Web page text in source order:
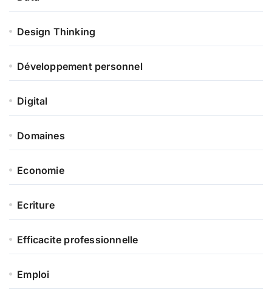
Design Thinking
Développement personnel
Digital
Domaines
Economie
Ecriture
Efficacite professionnelle
Emploi